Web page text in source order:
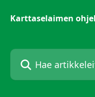
Karttaselaimen
Hae artikkeleita...